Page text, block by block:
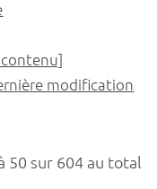
50 sur 604 au total
modification